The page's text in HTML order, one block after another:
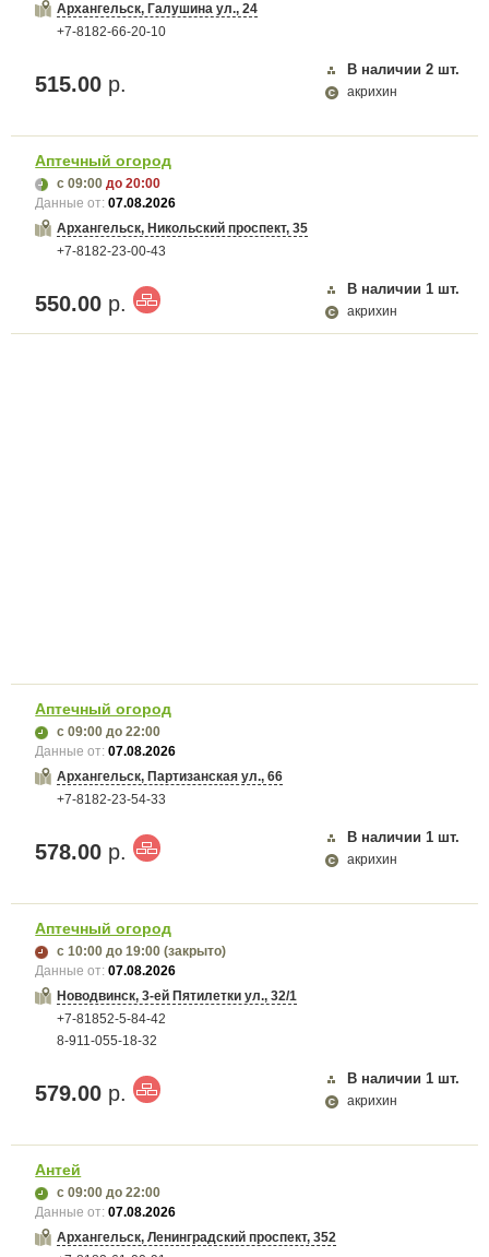
Архангельск, Галушина ул., 24
+7-8182-66-20-10
515.00 р.
В наличии 2 шт.
акрихин
Аптечный огород
с 09:00 до 20:00
Данные от:07.08.2026
Архангельск, Никольский проспект, 35
+7-8182-23-00-43
550.00 р.
В наличии 1 шт.
акрихин
Аптечный огород
с 09:00 до 22:00
Данные от:07.08.2026
Архангельск, Партизанская ул., 66
+7-8182-23-54-33
578.00 р.
В наличии 1 шт.
акрихин
Аптечный огород
с 10:00 до 19:00 (закрыто)
Данные от:07.08.2026
Новодвинск, 3-ей Пятилетки ул., 32/1
+7-81852-5-84-42
8-911-055-18-32
579.00 р.
В наличии 1 шт.
акрихин
Антей
с 09:00 до 22:00
Данные от:07.08.2026
Архангельск, Ленинградский проспект, 352